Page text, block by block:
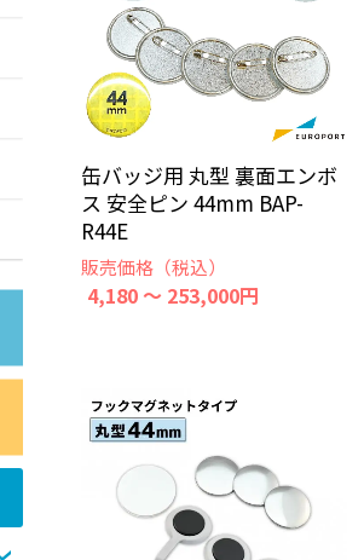
缶バッジ用 丸型 裏面エンボ
ス 安全ピン 44mm BAP-
R44E
販売価格（税込）
4,180 ～ 253,000円